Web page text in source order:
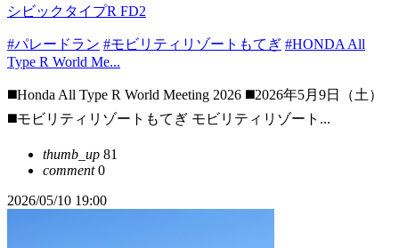
シビックタイプR FD2
#パレードラン #モビリティリゾートもてぎ #HONDA All
Type R World Me...
◼️Honda All Type R World Meeting 2026 ◼️2026年5月9日（土）
◼️モビリティリゾートもてぎ モビリティリゾート...
thumb_up 81
comment0
2026/05/10 19:00